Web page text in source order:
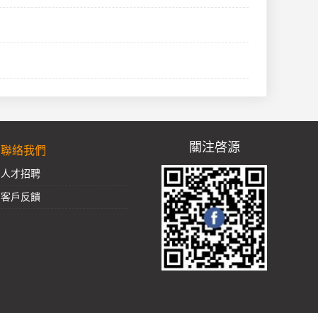
聯絡我們
人才招聘
客戶反饋
關注啓源